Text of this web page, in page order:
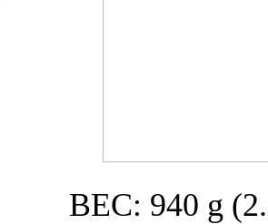
ВЕС: 940 g